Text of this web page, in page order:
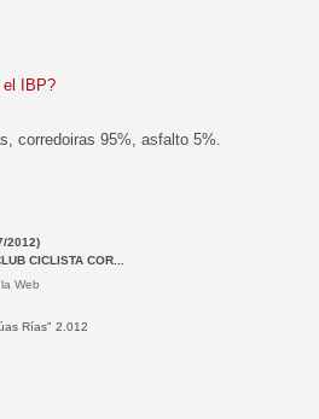
el IBP?
corredoiras 95%, asfalto 5%.
2012)
CICLISTA COR...
Web
Rías" 2.012